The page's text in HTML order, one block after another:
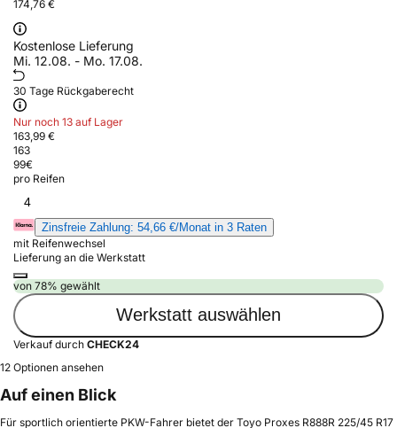
174,76 €
Kostenlose Lieferung
Mi. 12.08. - Mo. 17.08.
30 Tage Rückgaberecht
Nur noch 13 auf Lager
163,99 €
163
99€
pro Reifen
4
Zinsfreie Zahlung: 54,66 €/Monat in 3 Raten
mit Reifenwechsel
Lieferung an die Werkstatt
von 78% gewählt
Werkstatt auswählen
Verkauf durch CHECK24
12 Optionen ansehen
Auf einen Blick
Für sportlich orientierte PKW-Fahrer bietet der Toyo Proxes R888R 225/45 R17